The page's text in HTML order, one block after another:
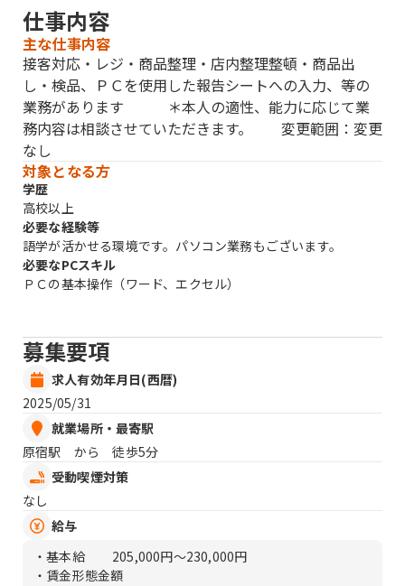
仕事内容
主な仕事内容
接客対応・レジ・商品整理・店内整理整頓・商品出
し・検品、ＰＣを使用した報告シートへの入力、等の
業務があります ＊本人の適性、能力に応じて業
務内容は相談させていただきます。 変更範囲：変更
なし
対象となる方
学歴
高校以上
必要な経験等
語学が活かせる環境です。パソコン業務もございます。
必要なPCスキル
ＰＣの基本操作（ワード、エクセル）
募集要項
求人有効年月日(西暦)
2025/05/31
就業場所・最寄駅
原宿駅 から 徒歩5分
受動喫煙対策
なし
給与
・基本給
205,000円〜230,000円
・賃金形態金額